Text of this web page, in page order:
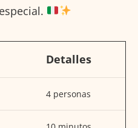
Detalles
4 personas